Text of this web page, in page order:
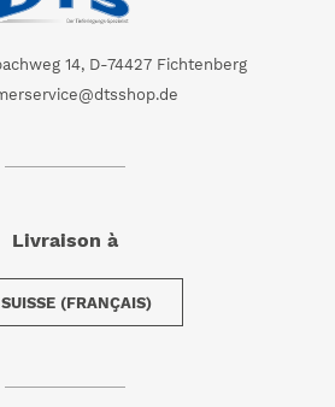
14, D-74427 Fichtenberg
Livraison à
SUISSE (FRANÇAIS)